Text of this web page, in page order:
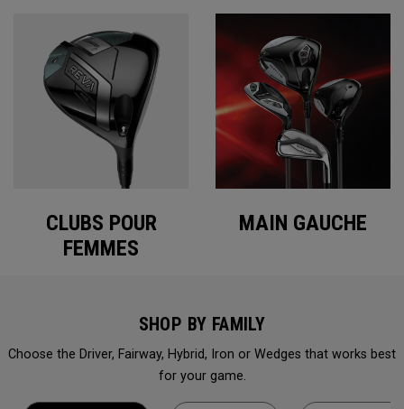
CLUBS POUR
FEMMES
MAIN GAUCHE
SHOP BY FAMILY
Choose the Driver, Fairway, Hybrid, Iron or Wedges that works best
for your game.